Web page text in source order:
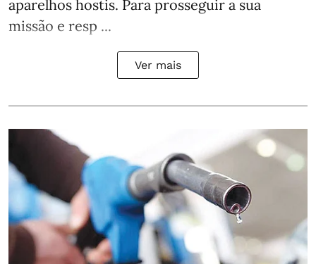
aparelhos hostis. Para prosseguir a sua
missão e resp ...
Ver mais